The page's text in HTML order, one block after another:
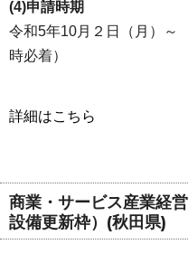
(4)申請時期
令和5年10月２日（月）
時必着）
詳細はこちら
商業・サービス産業経
設備更新枠）(秋田県)